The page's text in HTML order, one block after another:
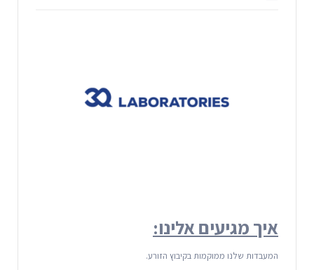
איך מגיעים אלינו:
המעבדות שלנו ממוקמות בקיבוץ הזורע.